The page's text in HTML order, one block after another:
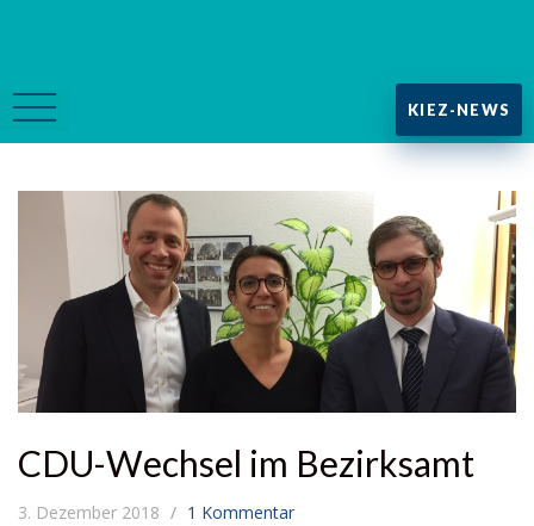
KIEZ-NEWS
CDU-Wechsel im Bezirksamt
3. Dezember 2018 1 Kommentar